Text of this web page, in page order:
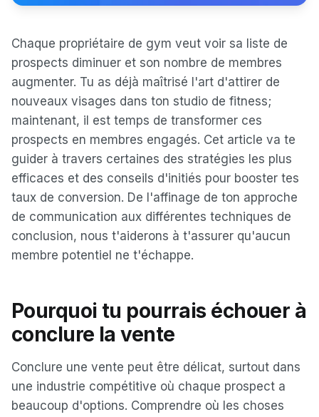
Chaque propriétaire de gym veut voir sa liste de
prospects diminuer et son nombre de membres
augmenter. Tu as déjà maîtrisé l'art d'attirer de
nouveaux visages dans ton studio de fitness;
maintenant, il est temps de transformer ces
prospects en membres engagés. Cet article va te
guider à travers certaines des stratégies les plus
efficaces et des conseils d'initiés pour booster tes
taux de conversion. De l'affinage de ton approche
de communication aux différentes techniques de
conclusion, nous t'aiderons à t'assurer qu'aucun
membre potentiel ne t'échappe.
Pourquoi tu pourrais échouer à
conclure la vente
Conclure une vente peut être délicat, surtout dans
une industrie compétitive où chaque prospect a
beaucoup d'options. Comprendre où les choses